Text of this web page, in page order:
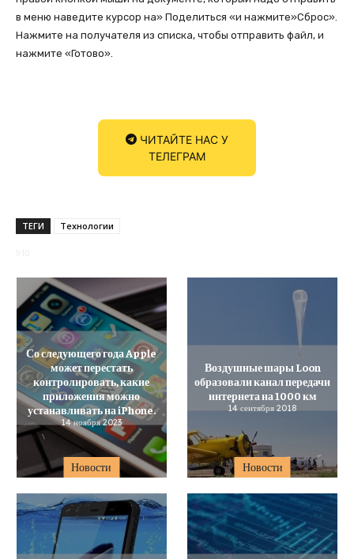
в меню наведите курсор на» Поделиться «и нажмите»Сброс».
Нажмите на получателя из списка, чтобы отправить файл, и
нажмите «Готово».
ЧИТАЙТЕ НАС У
ТЕЛЕГРАМ
ТЕГИ Технологии
Новости
Со следующего года Apple
может перестать
контролировать, какие
приложения можно
устанавливать на iPhone.
14 ноября 2023
Новости
Воздушные шары Loon
образовали канал передачи
интернета на 1000 км
14 сентября 2018